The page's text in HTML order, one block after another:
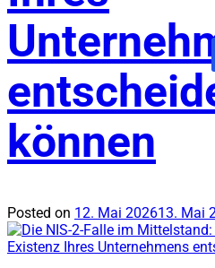
können
Posted on 12. Mai 202613. Mai